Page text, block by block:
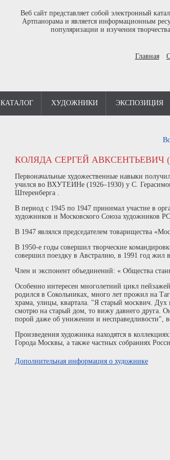
Веб сайт представляет собой электронный
Артпанорама и является информационным
популяризации и изучения
Главная
КАТАЛОГ ХУДОЖНИКИ ЭКСПОЗИЦИЯ
КОЛЯДА СЕРГЕЙ АВКСЕНТЬЕВИЧ
Первоначальные художественные навыки
учился во ВХУТЕИНе (1926–1930) у С.
Штеренберга .
В период с 1945 по 1947 принимал участие в
художников и Московского Союза художников
В 1947 являлся председателем товарищества
В 1950-е годы совершил творческие
совершил поездку в Австралию, в 1991 год жил
Член и экспонент объединений: « Общества
Особенно интересен многолетний цикл
родился в Сокольниках, много лет прожил на
храма, улицы, квартала. "Я старый москвич.
смотрю на старый дом, то вижу давнего друга.
порой даже об унижении и несправедливости",
Произведения художника находятся в
Города Москвы, а также частных собраниях
Дополнительная информация о художнике